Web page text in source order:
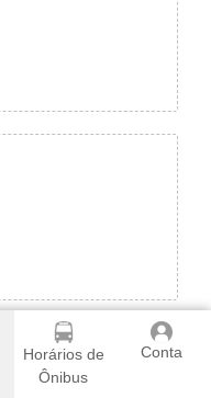
Horários de
Ônibus
Conta